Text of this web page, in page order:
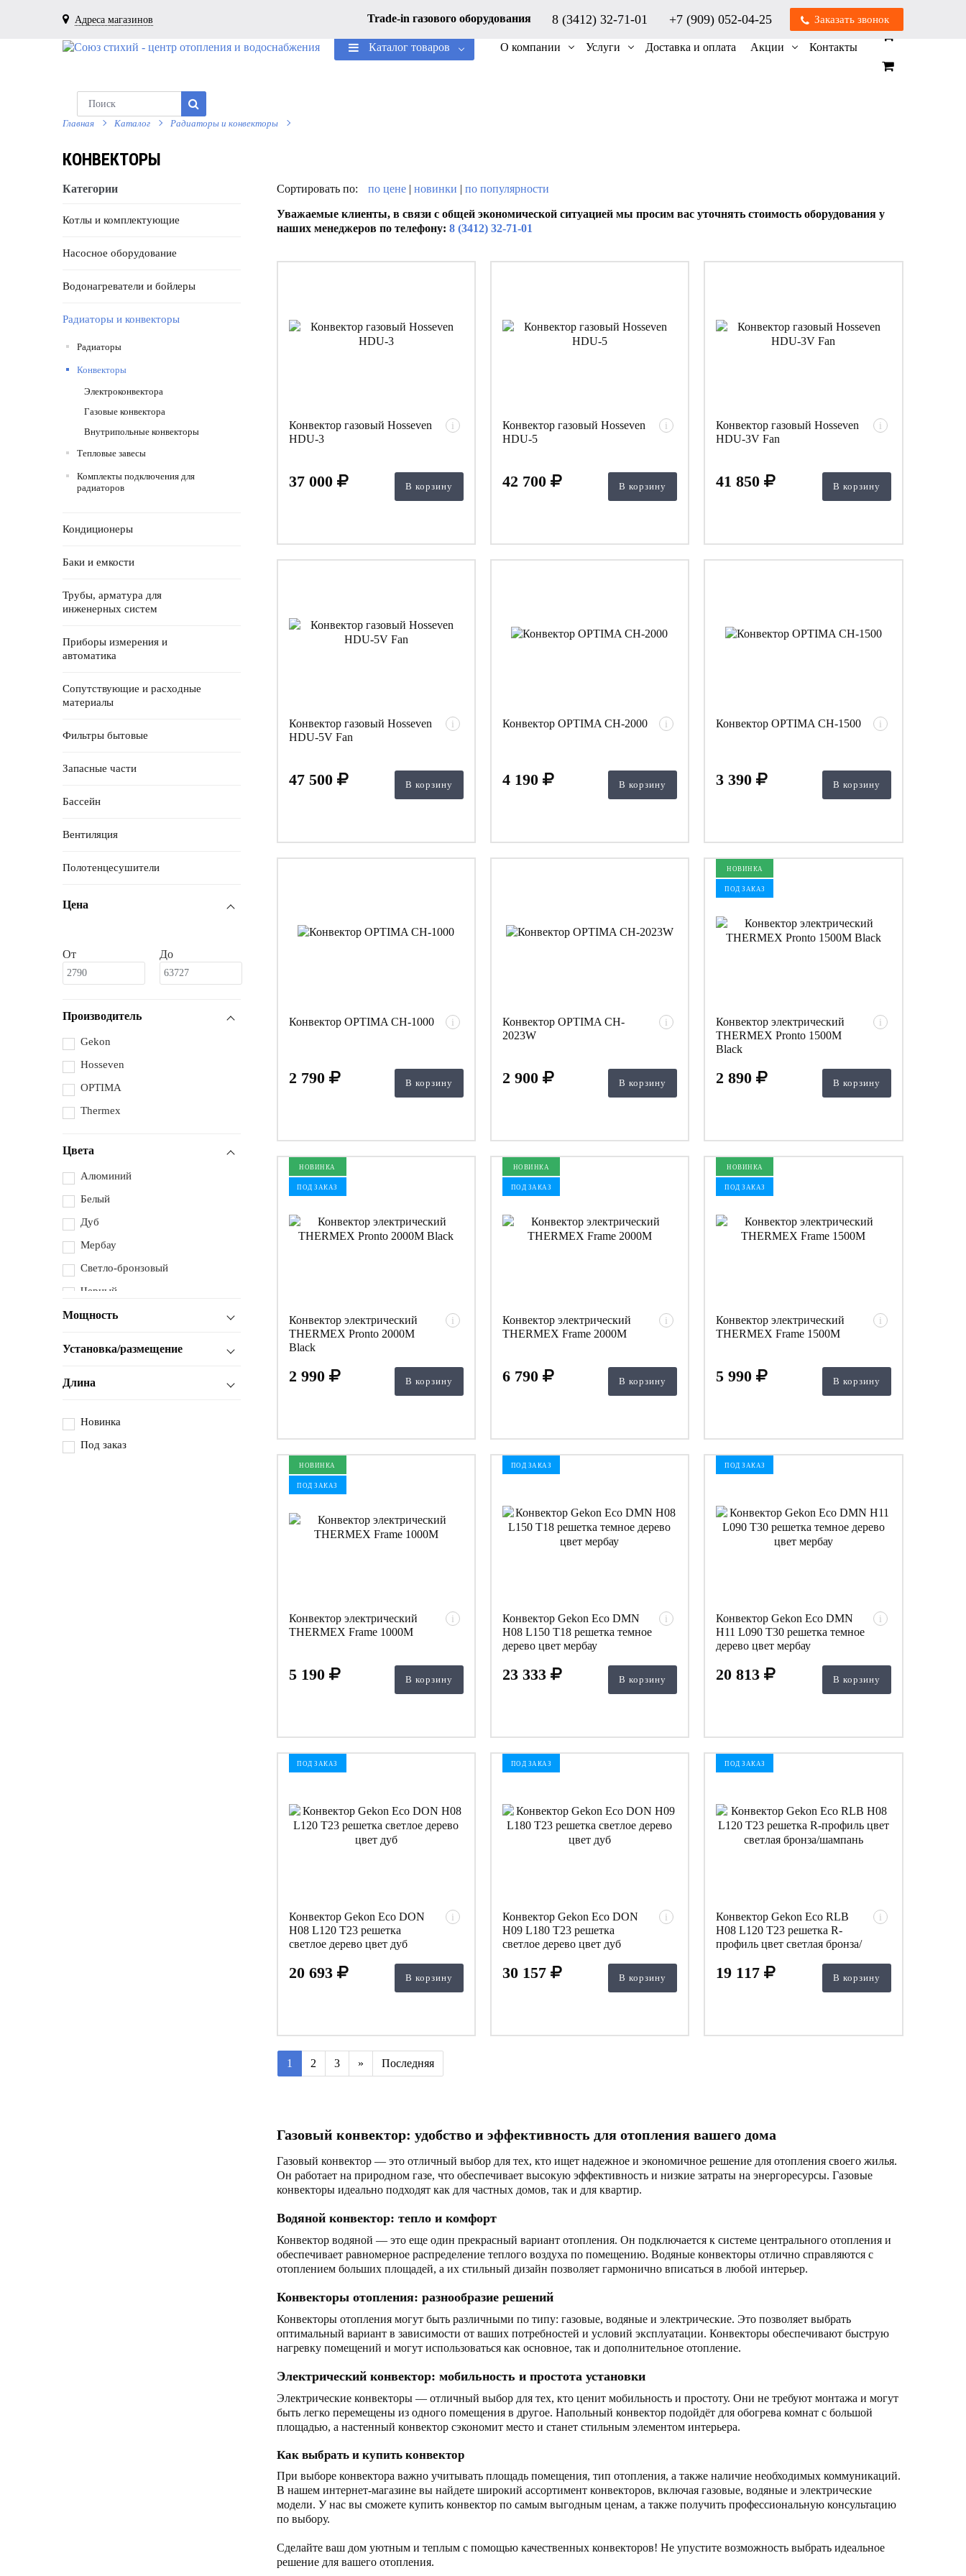
Адреса магазинов Trade-in газового оборудования 8 (3412) 32-71-01 +7 (909) 052-04-25 Заказать звонок
О компании Услуги Доставка и оплата Акции Контакты
Каталог товаров
Главная Каталог Радиаторы и конвекторы
КОНВЕКТОРЫ
Категории
Котлы и комплектующие
Насосное оборудование
Водонагреватели и бойлеры
Радиаторы и конвекторы
Радиаторы
Конвекторы
Электроконвектора
Газовые конвектора
Внутрипольные конвекторы
Тепловые завесы
Комплекты подключения для
радиаторов
Кондиционеры
Баки и емкости
Трубы, арматура для
инженерных систем
Приборы измерения и
автоматика
Сопутствующие и расходные
материалы
Фильтры бытовые
Запасные части
Бассейн
Вентиляция
Полотенцесушители
Цена
От До
Производитель
Gekon
Hosseven
OPTIMA
Thermex
Цвета
Алюминий
Белый
Дуб
Мербау
Светло-бронзовый
Черный
Мощность
Установка/размещение
Длина
Новинка
Под заказ
Сортировать по: по цене | новинки | по популярности
Уважаемые клиенты, в связи с общей экономической ситуацией мы просим вас уточнять стоимость оборудования у
наших менеджеров по телефону: 8 (3412) 32-71-01
Конвектор газовый Hosseven
HDU-3
i
37 000 В корзину
Конвектор газовый Hosseven
HDU-5
i
42 700 В корзину
Конвектор газовый Hosseven
HDU-3V Fan
i
41 850 В корзину
Конвектор газовый Hosseven
HDU-5V Fan
i
47 500 В корзину
Конвектор OPTIMA CH-2000 i
4 190 В корзину
Конвектор OPTIMA CH-1500 i
3 390 В корзину
Конвектор OPTIMA CH-1000 i
2 790 В корзину
Конвектор OPTIMA CH-
2023W
i
2 900 В корзину
НОВИНКА
ПОД ЗАКАЗ
Конвектор электрический
THERMEX Pronto 1500M
Black
i
2 890 В корзину
НОВИНКА
ПОД ЗАКАЗ
Конвектор электрический
THERMEX Pronto 2000M
Black
i
2 990 В корзину
НОВИНКА
ПОД ЗАКАЗ
Конвектор электрический
THERMEX Frame 2000M
i
6 790 В корзину
НОВИНКА
ПОД ЗАКАЗ
Конвектор электрический
THERMEX Frame 1500M
i
5 990 В корзину
НОВИНКА
ПОД ЗАКАЗ
Конвектор электрический
THERMEX Frame 1000M
i
5 190 В корзину
ПОД ЗАКАЗ
Конвектор Gekon Eco DMN
H08 L150 T18 решетка темное
дерево цвет мербау
i
23 333 В корзину
ПОД ЗАКАЗ
Конвектор Gekon Eco DMN
H11 L090 T30 решетка темное
дерево цвет мербау
i
20 813 В корзину
ПОД ЗАКАЗ
Конвектор Gekon Eco DON
H08 L120 T23 решетка
светлое дерево цвет дуб
i
20 693 В корзину
ПОД ЗАКАЗ
Конвектор Gekon Eco DON
H09 L180 T23 решетка
светлое дерево цвет дуб
i
30 157 В корзину
ПОД ЗАКАЗ
Конвектор Gekon Eco RLB
H08 L120 T23 решетка R-
профиль цвет светлая бронза/
i
19 117 В корзину
1 2 3 » Последняя
Газовый конвектор: удобство и эффективность для отопления вашего дома
Газовый конвектор — это отличный выбор для тех, кто ищет надежное и экономичное решение для отопления своего жилья.
Он работает на природном газе, что обеспечивает высокую эффективность и низкие затраты на энергоресурсы. Газовые
конвекторы идеально подходят как для частных домов, так и для квартир.
Водяной конвектор: тепло и комфорт
Конвектор водяной — это еще один прекрасный вариант отопления. Он подключается к системе центрального отопления и
обеспечивает равномерное распределение теплого воздуха по помещению. Водяные конвекторы отлично справляются с
отоплением больших площадей, а их стильный дизайн позволяет гармонично вписаться в любой интерьер.
Конвекторы отопления: разнообразие решений
Конвекторы отопления могут быть различными по типу: газовые, водяные и электрические. Это позволяет выбрать
оптимальный вариант в зависимости от ваших потребностей и условий эксплуатации. Конвекторы обеспечивают быструю
нагревку помещений и могут использоваться как основное, так и дополнительное отопление.
Электрический конвектор: мобильность и простота установки
Электрические конвекторы — отличный выбор для тех, кто ценит мобильность и простоту. Они не требуют монтажа и могут
быть легко перемещены из одного помещения в другое. Напольный конвектор подойдёт для обогрева комнат с большой
площадью, а настенный конвектор сэкономит место и станет стильным элементом интерьера.
Как выбрать и купить конвектор
При выборе конвектора важно учитывать площадь помещения, тип отопления, а также наличие необходимых коммуникаций.
В нашем интернет-магазине вы найдете широкий ассортимент конвекторов, включая газовые, водяные и электрические
модели. У нас вы сможете купить конвектор по самым выгодным ценам, а также получить профессиональную консультацию
по выбору.
Сделайте ваш дом уютным и теплым с помощью качественных конвекторов! Не упустите возможность выбрать идеальное
решение для вашего отопления.